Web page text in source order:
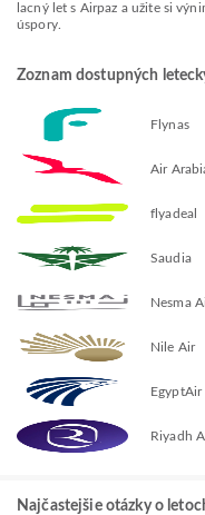
lacný let s Airpaz a užite si
úspory.
Zoznam dostupných
Flynas
Air
flyadeal
Saudia
Nesma
Nile Air
EgyptAir
Riyadh
Najčastejšie otázky o